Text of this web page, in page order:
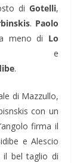
di Gotelli,
. Paolo
meno di Lo
e
.
di Mazzullo,
con un
firma il
e Alescio
il bel taglio di